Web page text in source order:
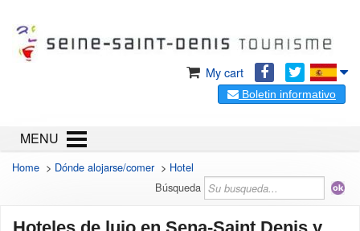
My cart
Boletin informativo
MENU
Home > Dónde alojarse/comer> Hotel
Búsqueda